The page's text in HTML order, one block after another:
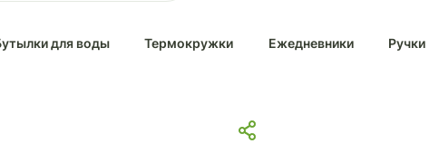
для воды Термокружки Ежедневники Ручки